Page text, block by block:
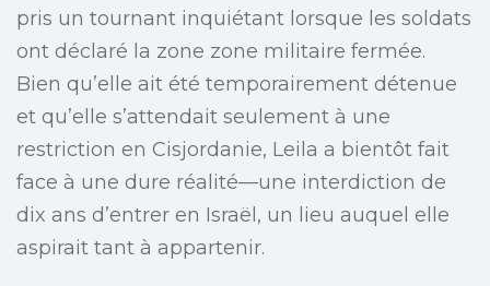
pris un tournant inquiétant lorsque les soldats
ont déclaré la zone zone militaire fermée.
Bien qu’elle ait été temporairement détenue
et qu’elle s’attendait seulement à une
restriction en Cisjordanie, Leila a bientôt fait
face à une dure réalité—une interdiction de
dix ans d’entrer en Israël, un lieu auquel elle
aspirait tant à appartenir.